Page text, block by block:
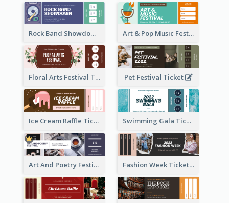
Rock Band Showdown Ticket Art & Pop Music Festival Ticket
Floral Arts Festival Ticket Pet Festival Ticket
Ice Cream Raffle Ticket Swimming Gala Ticket
Art And Poetry Festival Ticket Fashion Week Ticket